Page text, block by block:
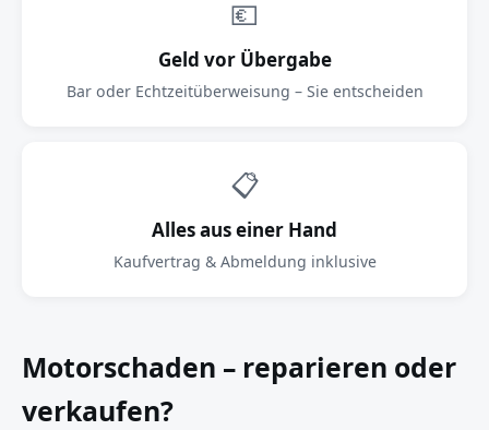
💶
Geld vor Übergabe
Bar oder Echtzeitüberweisung – Sie entscheiden
📋
Alles aus einer Hand
Kaufvertrag & Abmeldung inklusive
Motorschaden – reparieren oder
verkaufen?